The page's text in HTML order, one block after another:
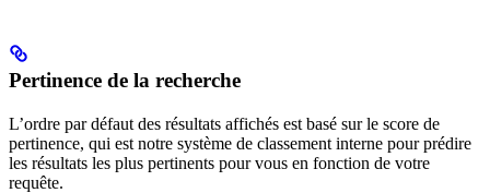
Pertinence de la recherche
L’ordre par défaut des résultats affichés est basé sur le score de
pertinence, qui est notre système de classement interne pour prédire
les résultats les plus pertinents pour vous en fonction de votre
requête.